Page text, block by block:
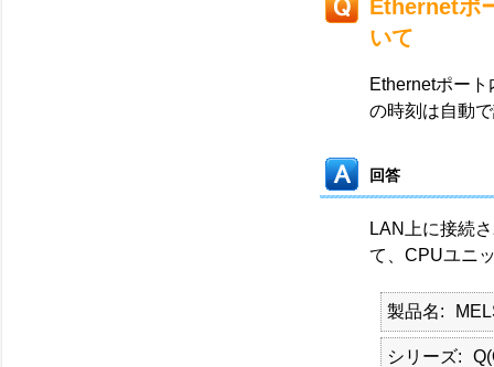
Ethernetポ
いて
Ethernetポー
の時刻は自動
回答
LAN上に接続
て、CPUユニ
製品名
シリーズ